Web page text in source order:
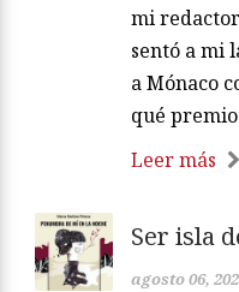
mi
sentó a mi
a Mónaco
qué
Leer más
Ser isla
agosto 06,